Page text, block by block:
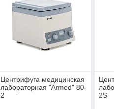
Центрифуга медицинская
лабораторная "Armed" 80-
2
2S